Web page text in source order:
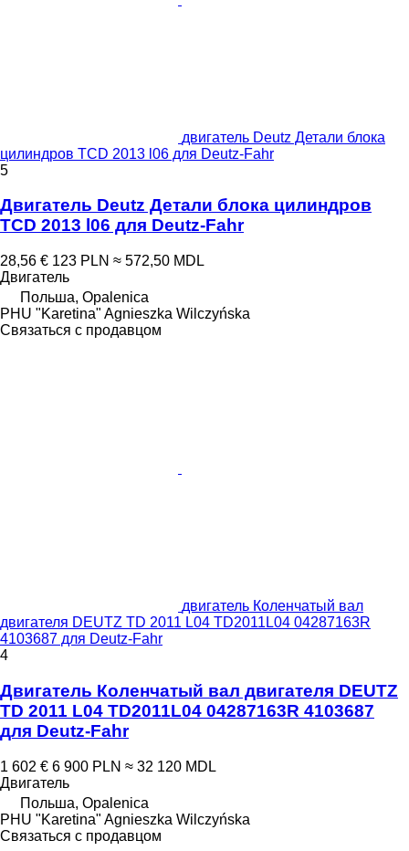
двигатель Deutz Детали блока
цилиндров TCD 2013 l06 для Deutz-Fahr
5
Двигатель Deutz Детали блока цилиндров
TCD 2013 l06 для Deutz-Fahr
28,56 € 123 PLN ≈ 572,50 MDL
Двигатель
Польша, Opalenica
PHU "Karetina" Agnieszka Wilczyńska
Связаться с продавцом
двигатель Коленчатый вал
двигателя DEUTZ TD 2011 L04 TD2011L04 04287163R
4103687 для Deutz-Fahr
4
Двигатель Коленчатый вал двигателя DEUTZ
TD 2011 L04 TD2011L04 04287163R 4103687
для Deutz-Fahr
1 602 € 6 900 PLN ≈ 32 120 MDL
Двигатель
Польша, Opalenica
PHU "Karetina" Agnieszka Wilczyńska
Связаться с продавцом